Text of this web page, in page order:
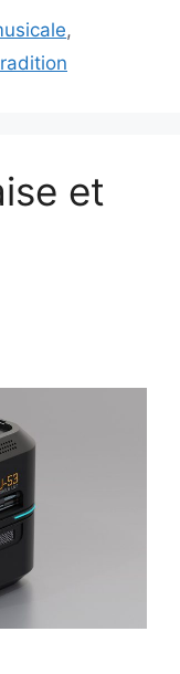
,
et